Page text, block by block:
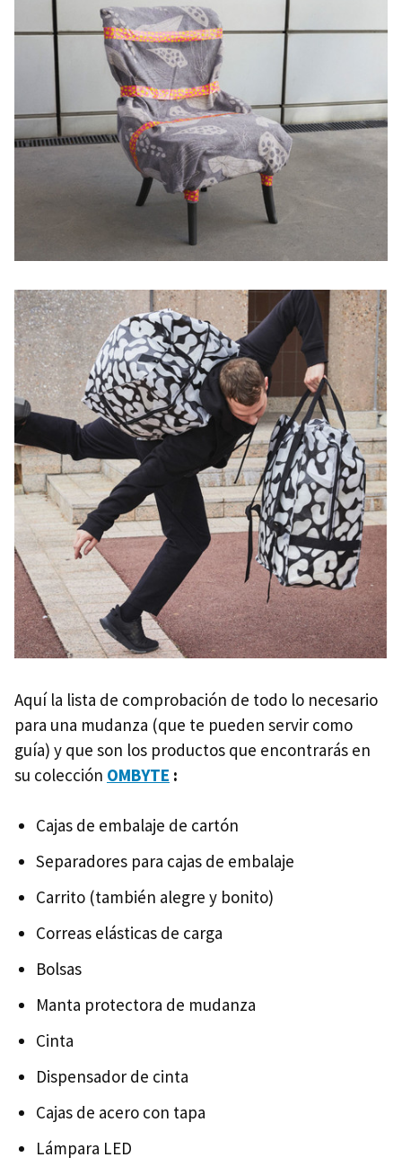
Aquí la lista de comprobación de todo lo necesario
para una mudanza (que te pueden servir como
guía) y que son los productos que encontrarás en
su colección OMBYTE :
Cajas de embalaje de cartón
Separadores para cajas de embalaje
Carrito (también alegre y bonito)
Correas elásticas de carga
Bolsas
Manta protectora de mudanza
Cinta
Dispensador de cinta
Cajas de acero con tapa
Lámpara LED